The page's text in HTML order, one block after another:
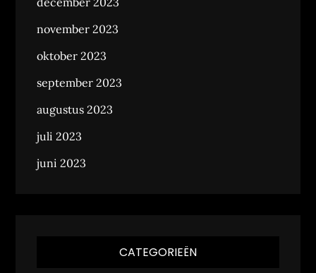
november 2023
oktober 2023
september 2023
augustus 2023
juli 2023
juni 2023
CATEGORIEËN